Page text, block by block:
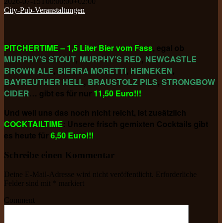
City-Pub-Veranstaltungen
PITCHERTIME – 1,5 Liter Bier vom Fass, egal ob
MURPHY’S STOUT, MURPHY’S RED, NEWCASTLE
BROWN ALE, BIERRA MORETTI, HEINEKEN,
BAYREUTHER HELL, BRAUSTOLZ PILS, STRONGBOW
CIDER… gibt es für nur 11,50 Euro!!!
Und weil uns das noch nicht reicht, ist zusätzlich
COCKTAILTIME: Unsere frisch gemixten Cocktails gibt
es heute für6,50 Euro!!!
Schreibe einen Kommentar
Deine E-Mail-Adresse wird nicht veröffentlicht.
Erforderliche
Felder sind mit
markiert
Comment